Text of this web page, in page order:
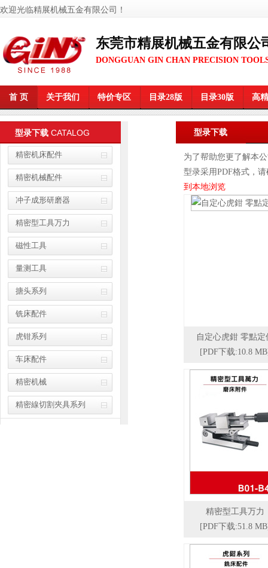
欢迎光临精展机械五金有限公司 ！
东莞市精展机械五金有限公
DONGGUAN GIN CHAN PRECISION
首 页 关于我们 特价专区 目录28版 目录30版 高
型录下载 CATALOG
精密机床配件
精密机械配件
冲子成形研磨器
精密型工具万力
磁性工具
量测工具
搪头系列
铣床配件
虎钳系列
车床配件
精密机械
精密線切割夾具系列
型录下载
为了帮助您更了解本
型录采用PDF格式，
到本地浏览
自定心虎鉗 零點定
[PDF下载:10.8
精密型工具万力
[PDF下载:51.8